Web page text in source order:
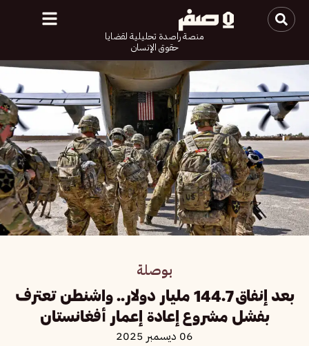
منصة راصدة تحليلية لقضايا
حقوق الإنسان
بوصلة
بعد إنفاق 144.7 مليار دولار.. واشنطن تعترف
بفشل مشروع إعادة إعمار أفغانستان
06 ديسمبر 2025